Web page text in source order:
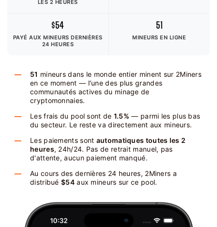
LES 2 HEURES
$54
PAYÉ AUX MINEURSDERNIÈRES
24 HEURES
51
MINEURS EN LIGNE
51 mineurs dans le monde entier minent sur 2Miners
en ce moment — l'une des plus grandes
communautés actives du minage de
cryptomonnaies.
Les frais du pool sont de 1.5% — parmi les plus bas
du secteur. Le reste va directement aux mineurs.
Les paiements sont automatiques toutes les 2
heures, 24h/24. Pas de retrait manuel, pas
d'attente, aucun paiement manqué.
Au cours des dernières 24 heures, 2Miners a
distribué $54aux mineurs sur ce pool.